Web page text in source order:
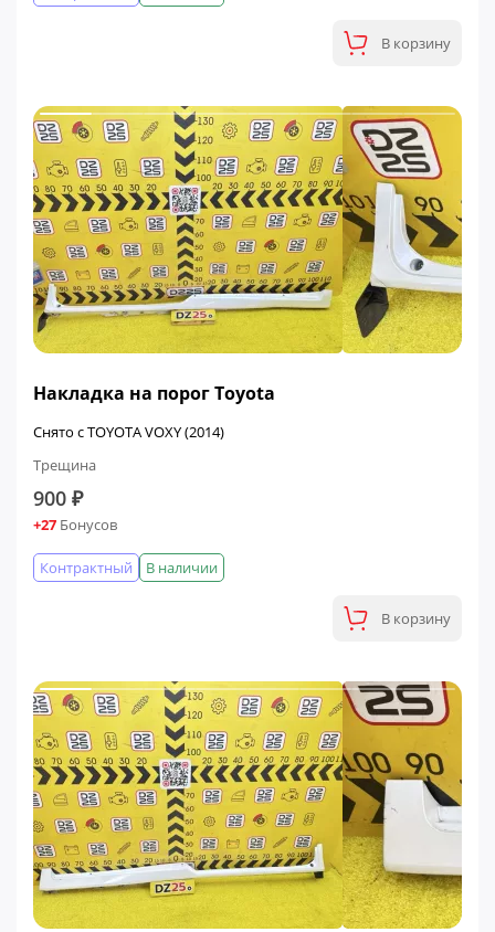
В корзину
Накладка на порог Toyota
Снято с TOYOTA VOXY (2014)
Трещина
900 ₽
+27 Бонусов
В наличии
Контрактный
В корзину